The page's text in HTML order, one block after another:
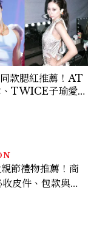
款腮紅推薦！AT
TWICE子瑜愛用
節禮物推薦！商
皮件、包款與鞋